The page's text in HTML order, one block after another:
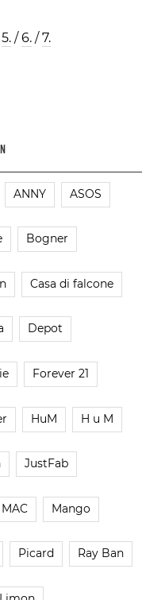
5. /6. /7.
ANNY ASOS
Bogner
Casa di falcone
Depot
Forever 21
HuM H u M
JustFab
MAC Mango
Picard Ray Ban